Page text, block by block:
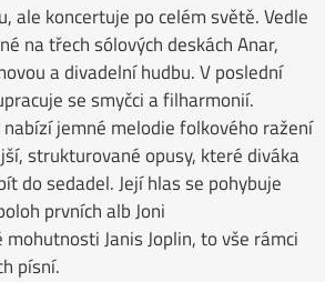
ale koncertuje po celém světě. Vedle
na třech sólových deskách Anar,
a divadelní hudbu. V poslední
se smyčci a filharmonií.
nabízí jemné melodie folkového ražení
strukturované opusy, které diváka
do sedadel. Její hlas se pohybuje
prvních alb Joni
Janis Joplin, to vše rámci
písní.